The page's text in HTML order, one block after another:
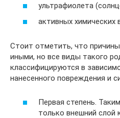
ультрафиолета
активных химических
Стоит отметить, что
иными, но все виды такого
классифицируются в
нанесенного повреждения и
Первая степень.
только внешний слой